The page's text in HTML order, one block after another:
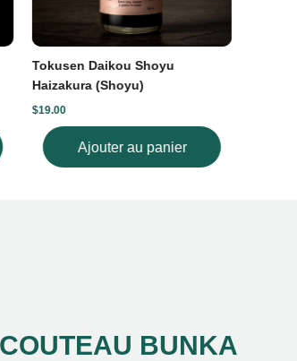
Tokusen Daikou Shoyu
Haizakura (Shoyu)
$19.00
Ajouter au panier
BUNKA